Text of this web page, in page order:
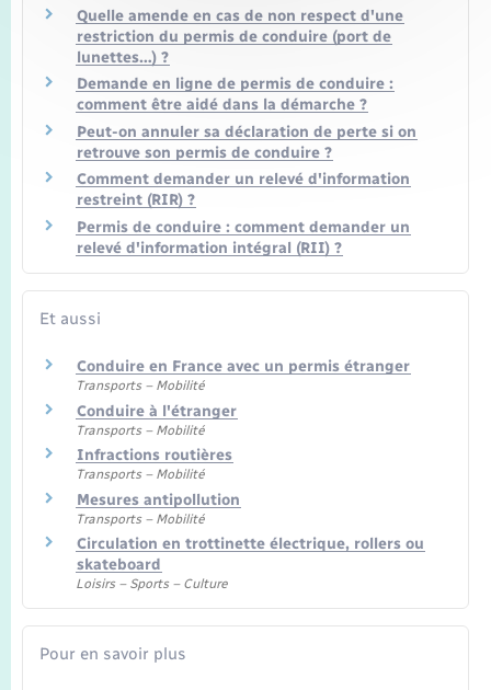
Quelle amende en cas de non respect d'une
restriction du permis de conduire (port de
lunettes…) ?
Demande en ligne de permis de conduire :
comment être aidé dans la démarche ?
Peut-on annuler sa déclaration de perte si on
retrouve son permis de conduire ?
Comment demander un relevé d'information
restreint (RIR) ?
Permis de conduire : comment demander un
relevé d'information intégral (RII) ?
Et aussi
Conduire en France avec un permis étranger
Transports – Mobilité
Conduire à l'étranger
Transports – Mobilité
Infractions routières
Transports – Mobilité
Mesures antipollution
Transports – Mobilité
Circulation en trottinette électrique, rollers ou
skateboard
Loisirs – Sports – Culture
Pour en savoir plus